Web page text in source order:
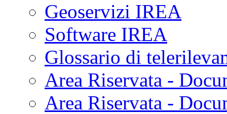
Geoservizi IREA
Software IREA
Glossario di
Area Riservata -
Area Riservata -